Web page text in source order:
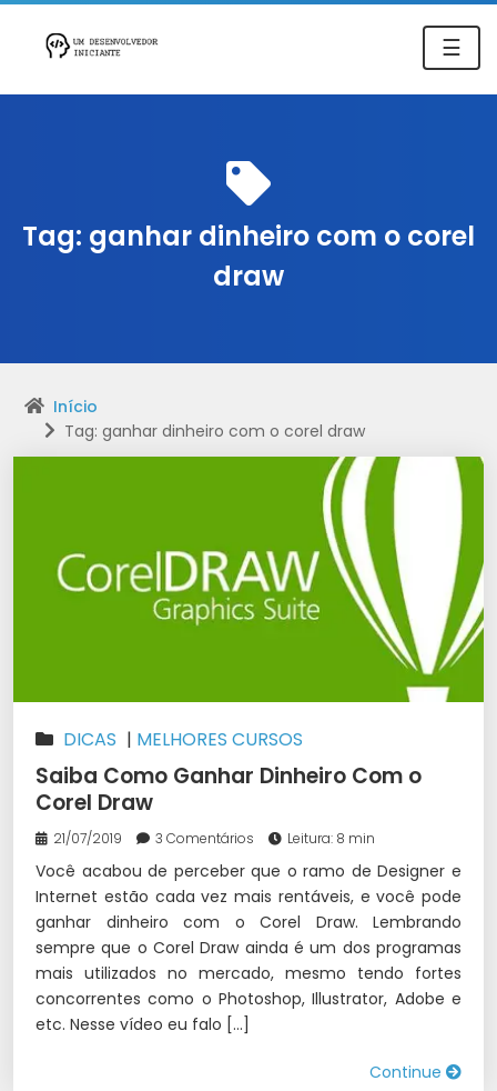
☰
Tag: ganhar dinheiro com o corel
draw
Início
Tag: ganhar dinheiro com o corel draw
DICAS | MELHORES CURSOS
Saiba Como Ganhar Dinheiro Com o
Corel Draw
21/07/2019 3 Comentários Leitura: 8 min
Você acabou de perceber que o ramo de Designer e
Internet estão cada vez mais rentáveis, e você pode
ganhar dinheiro com o Corel Draw. Lembrando
sempre que o Corel Draw ainda é um dos programas
mais utilizados no mercado, mesmo tendo fortes
concorrentes como o Photoshop, Illustrator, Adobe e
etc. Nesse vídeo eu falo […]
Continue